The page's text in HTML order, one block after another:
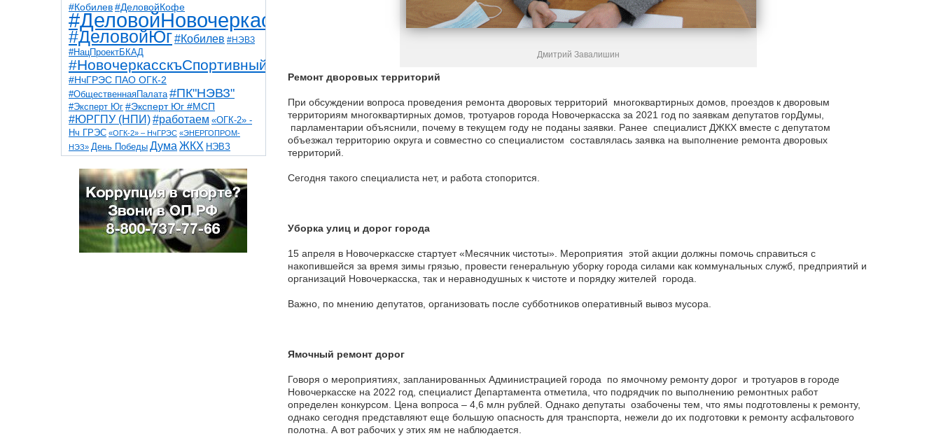
#Кобилев #ДеловойКофе
#ДеловойНовочеркасск
#ДеловойЮг#Кобилев #НЭВЗ
#НацПроектБКАД
#НовочеркасскъСпортивный
#НчГРЭС ПАО ОГК-2
#ОбщественнаяПалата #ПК"НЭВЗ"
#Эксперт Юг #Эксперт Юг #МСП
#ЮРГПУ (НПИ)#работаем «ОГК-2» -
Нч ГРЭС «ОГК-2» – НчГРЭС «ЭНЕРГОПРОМ-
НЭЗ» День Победы Дума ЖКХ НЭВЗ
НчГРЭС ТНТ
благоустройствоветераны выборы
детидороги казаки коррупция космос
общественная палата парк пожар роща
спорт театр транспорт художники
Дмитрий Завалишин
Ремонт дворовых территорий
При обсуждении вопроса проведения ремонта дворовых территорий многоквартирных домов, проездов к дворовым
территориям многоквартирных домов, тротуаров города Новочеркасска за 2021 год по заявкам депутатов горДумы,
парламентарии объяснили, почему в текущем году не поданы заявки. Ранее специалист ДЖКХ вместе с депутатом
объезжал территорию округа и совместно со специалистом составлялась заявка на выполнение ремонта дворовых
территорий.
Сегодня такого специалиста нет, и работа стопорится.
Уборка улиц и дорог города
15 апреля в Новочеркасске стартует «Месячник чистоты». Мероприятия этой акции должны помочь справиться с
накопившейся за время зимы грязью, провести генеральную уборку города силами как коммунальных служб, предприятий и
организаций Новочеркасска, так и неравнодушных к чистоте и порядку жителей города.
Важно, по мнению депутатов, организовать после субботников оперативный вывоз мусора.
Ямочный ремонт дорог
Говоря о мероприятиях, запланированных Администрацией города по ямочному ремонту дорог и тротуаров в городе
Новочеркасске на 2022 год, специалист Департамента отметила, что подрядчик по выполнению ремонтных работ
определен конкурсом. Цена вопроса – 4,6 млн рублей. Однако депутаты озабочены тем, что ямы подготовлены к ремонту,
однако сегодня представляют еще большую опасность для транспорта, нежели до их подготовки к ремонту асфальтового
полотна. А вот рабочих у этих ям не наблюдается.